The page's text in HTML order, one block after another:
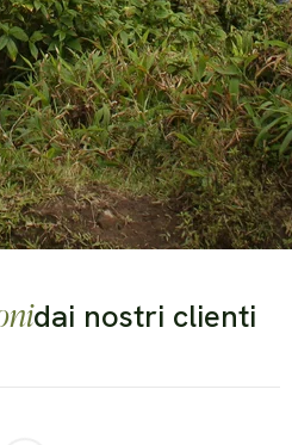
dai nostri clienti